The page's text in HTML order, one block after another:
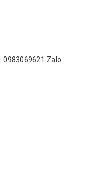
0983069621 Zalo